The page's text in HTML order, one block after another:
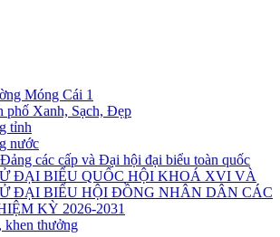
Móng Cái 1
phố Xanh, Sạch, Đẹp
tỉnh
nước
các cấp và Đại hội đại biểu toàn quốc
ĐẠI BIỂU QUỐC HỘI KHOÁ XVI VÀ
ĐẠI BIỂU HỘI ĐỒNG NHÂN DÂN CÁC
KỲ 2026-2031
khen thưởng